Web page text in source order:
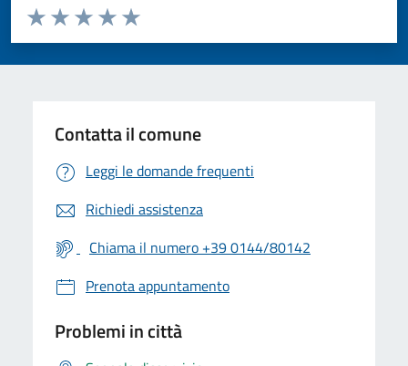
Valuta da 1 a 5 stelle la pagina
Valuta 5 stelle su 5
Valuta 4 stelle su 5
Valuta 3 stelle su 5
Valuta 2 stelle su 5
Valuta 1 stelle su 5
Contatta il comune
Leggi le domande frequenti
Richiedi assistenza
Chiama il numero +39 0144/80142
Prenota appuntamento
Problemi in città